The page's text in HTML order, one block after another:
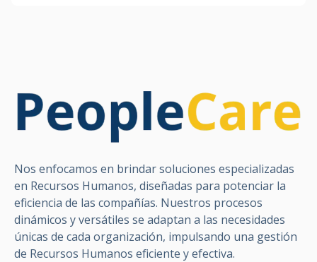
Nos enfocamos en brindar soluciones especializadas
en Recursos Humanos, diseñadas para potenciar la
eficiencia de las compañías. Nuestros procesos
dinámicos y versátiles se adaptan a las necesidades
únicas de cada organización, impulsando una gestión
de Recursos Humanos eficiente y efectiva.